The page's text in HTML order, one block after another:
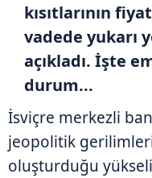
kısıtlarının
vadede yukarı
açıkladı. İşte
durum...
İsviçre merkezli
jeopolitik
oluşturduğu